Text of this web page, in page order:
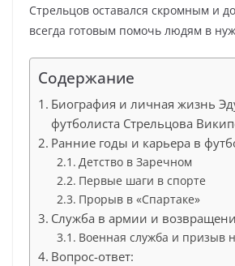
Стрельцов оставался скромным и
всегда готовым помочь людям в
Содержание
Биография и личная жизнь
футболиста Стрельцова
Ранние годы и карьера в
Детство в Заречном
Первые шаги в спорте
Прорыв в «Спартаке»
Служба в армии и
Военная служба и призыв
Вопрос-ответ: